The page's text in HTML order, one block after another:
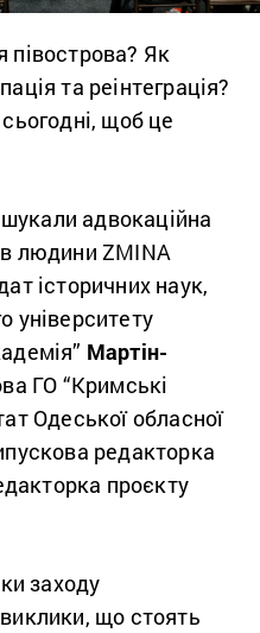
Як
та реінтеграція?
щоб це
шукали адвокаційна
людини ZMINA
історичних наук,
університету
Мартін-
ГО “Кримські
Одеської обласної
редакторка
проєкту
заходу
що стоять